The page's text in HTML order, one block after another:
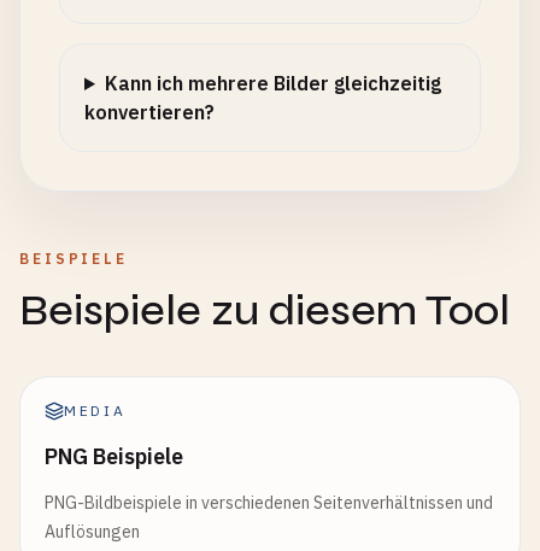
Kann ich mehrere Bilder gleichzeitig
konvertieren?
BEISPIELE
Beispiele zu diesem Tool
MEDIA
PNG Beispiele
PNG-Bildbeispiele in verschiedenen Seitenverhältnissen und
Auflösungen